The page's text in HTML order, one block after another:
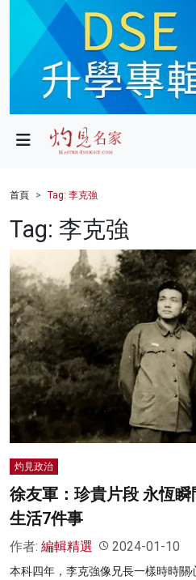
政局
財經
健康
商業
科技
影片
名家榜
灼見活動
首頁 Tag: 李克強
Tag: 李克強
灼見政治
徐友軍：珍貴片段 永恆
生活7件事
作者: 編輯精選 2024-01-10
本科四年，李克強像兄長一樣時時